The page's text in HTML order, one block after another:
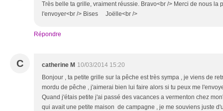
Très belle ta grille, vraiment réussie. Bravo<br /> Merci de nous la
l'envoyer<br /> Bises Joëlle<br />
Répondre
C catherine M 10/03/2014 15:20
Bonjour , ta petite grille sur la pêche est très sympa , je viens de
mordu de pêche , j'aimerai bien lui faire alors si tu peux me
Quand j'étais petite j'ai passé des vacances a vermenton chez
qui avait une petite maison de campagne , je me souviens juste